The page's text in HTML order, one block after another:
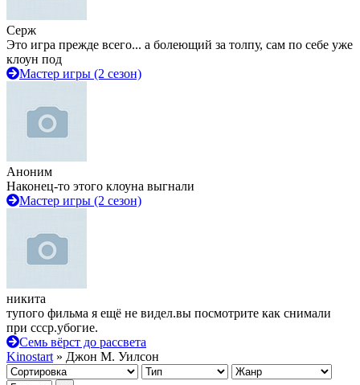
Серж
Это игра прежде всего... а болеющий за толпу, сам по себе уже
клоун под
Мастер игры (2 сезон)
Аноним
Наконец-то этого клоуна выгнали
Мастер игры (2 сезон)
никита
тупого фильма я ещё не видел.вы посмотрите как снимали
при ссср.убогие.
Семь вёрст до рассвета
Kinostart » Джон М. Уилсон